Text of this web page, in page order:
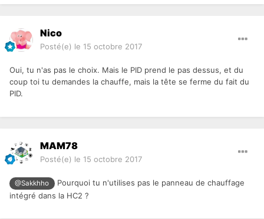
Nico
Posté(e) le 15 octobre 2017
Oui, tu n'as pas le choix. Mais le PID prend le pas dessus, et du
coup toi tu demandes la chauffe, mais la tête se ferme du fait du
PID.
MAM78
Posté(e) le 15 octobre 2017
@Sakkhho
Pourquoi tu n'utilises pas le panneau de chauffage
intégré dans la HC2 ?